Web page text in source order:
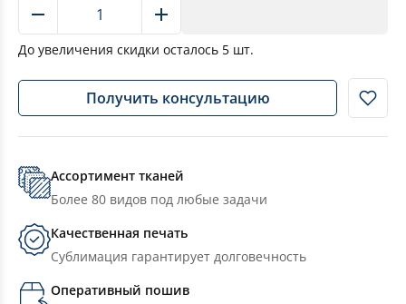
До увеличения скидки осталось 5 шт.
Получить консультацию
Ассортимент тканей
Более 80 видов под любые задачи
Качественная печать
Сублимация гарантирует долговечность
Оперативный пошив